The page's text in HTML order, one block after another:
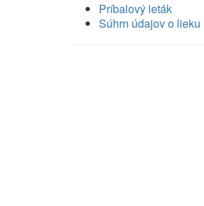
Príbalový leták
Súhrn údajov o lieku